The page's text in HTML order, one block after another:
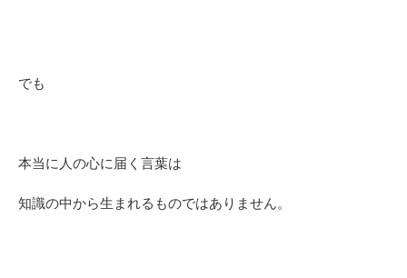
でも
本当に人の心に届く言葉は
知識の中から生まれるものではありません。